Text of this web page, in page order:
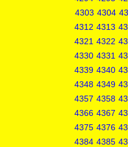
4303 4304
4312 4313
4321 4322
4330 4331
4339 4340
4348 4349
4357 4358
4366 4367
4375 4376
4384 4385